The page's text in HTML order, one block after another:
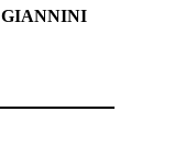
GIANNINI